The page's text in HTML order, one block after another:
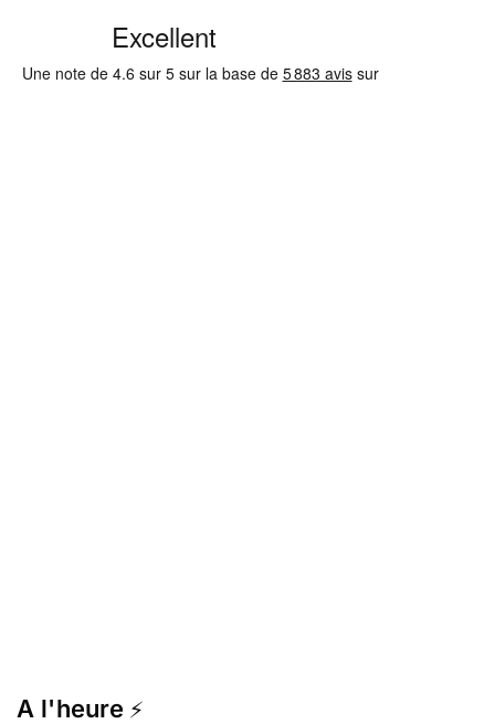
A l'heure ⚡